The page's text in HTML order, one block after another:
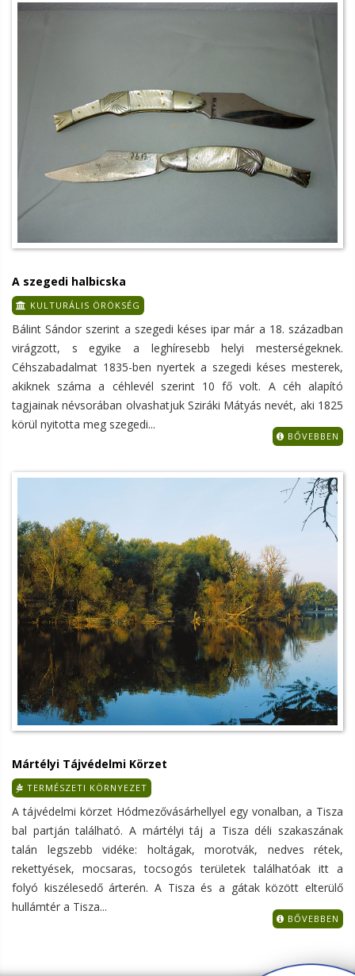
A szegedi halbicska
KULTURÁLIS ÖRÖKSÉG
Bálint Sándor szerint a szegedi késes ipar már a 18. században
virágzott, s egyike a leghíresebb helyi mesterségeknek.
Céhszabadalmat 1835-ben nyertek a szegedi késes mesterek,
akiknek száma a céhlevél szerint 10 fő volt. A céh alapító
tagjainak névsorában olvashatjuk Sziráki Mátyás nevét, aki 1825
körül nyitotta meg szegedi...
BŐVEBBEN
Mártélyi Tájvédelmi Körzet
TERMÉSZETI KÖRNYEZET
A tájvédelmi körzet Hódmezővásárhellyel egy vonalban, a Tisza
bal partján található. A mártélyi táj a Tisza déli szakaszának
talán legszebb vidéke: holtágak, morotvák, nedves rétek,
rekettyések, mocsaras, tocsogós területek találhatóak itt a
folyó kiszélesedő árterén. A Tisza és a gátak között elterülő
hullámtér a Tisza...
BŐVEBBEN